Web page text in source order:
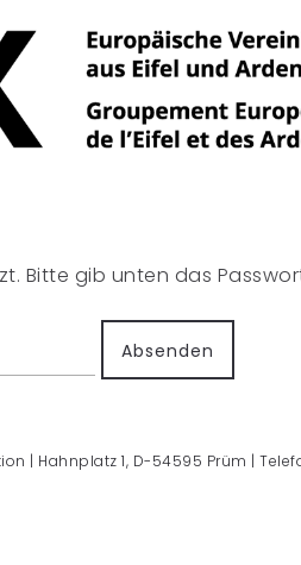
Bitte gib unten das
| Hahnplatz 1, D-54595 Prüm |